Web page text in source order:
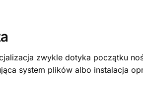
zwykle dotyka początku
system plików albo instalacja